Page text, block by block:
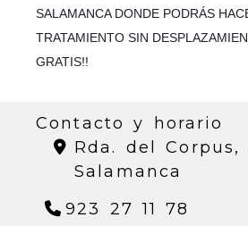
SALAMANCA DONDE PODRÁS
TRATAMIENTO SIN
GRATIS!!
Contacto y horario
Rda. del Corpus,
Salamanca
923 27 11 78